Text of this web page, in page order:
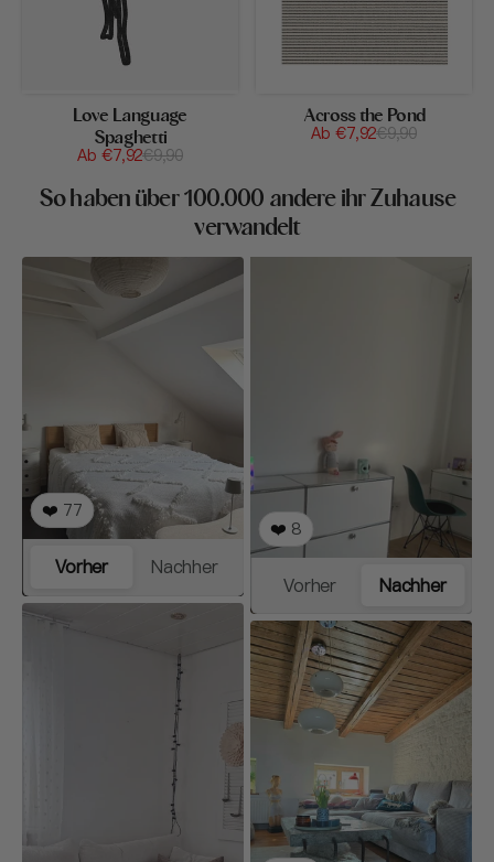
Love Language
Spaghetti
Verkaufspreis
Ab €7,92
Normaler€9,90
Across the Pond
Verkaufspreis
Ab €7,92
Normaler€9,90
So haben über 100.000 andere ihr Zuhause
verwandelt
❤️ 77
Vorher Nachher
❤️ 8
Vorher Nachher